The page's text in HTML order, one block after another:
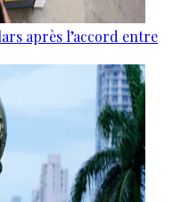
après l’accord entre